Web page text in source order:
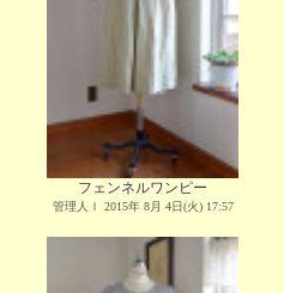
フェンネルワンピー
管理人Ｉ 2015年 8月 4日(火) 17:57